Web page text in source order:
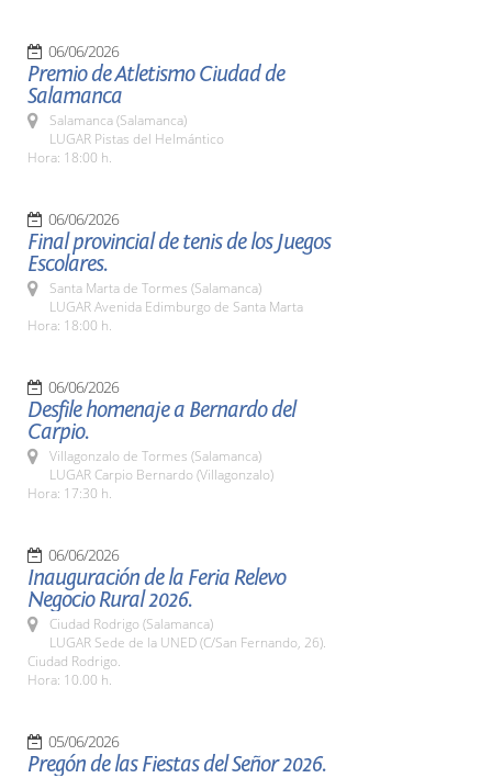
06/06/2026
Premio de Atletismo Ciudad de
Salamanca
Salamanca (Salamanca)
LUGAR Pistas del Helmántico
Hora: 18:00 h.
06/06/2026
Final provincial de tenis de los Juegos
Escolares.
Santa Marta de Tormes (Salamanca)
LUGAR Avenida Edimburgo de Santa Marta
Hora: 18:00 h.
06/06/2026
Desfile homenaje a Bernardo del
Carpio.
Villagonzalo de Tormes (Salamanca)
LUGAR Carpio Bernardo (Villagonzalo)
Hora: 17:30 h.
06/06/2026
Inauguración de la Feria Relevo
Negocio Rural 2026.
Ciudad Rodrigo (Salamanca)
LUGAR Sede de la UNED (C/San Fernando, 26).
Ciudad Rodrigo.
Hora: 10.00 h.
05/06/2026
Pregón de las Fiestas del Señor 2026.